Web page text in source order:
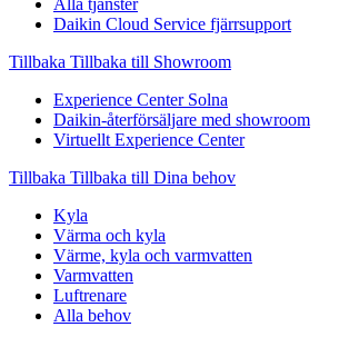
Alla tjänster
Daikin Cloud Service fjärrsupport
Tillbaka Tillbaka till Showroom
Experience Center Solna
Daikin-återförsäljare med showroom
Virtuellt Experience Center
Tillbaka Tillbaka till Dina behov
Kyla
Värma och kyla
Värme, kyla och varmvatten
Varmvatten
Luftrenare
Alla behov